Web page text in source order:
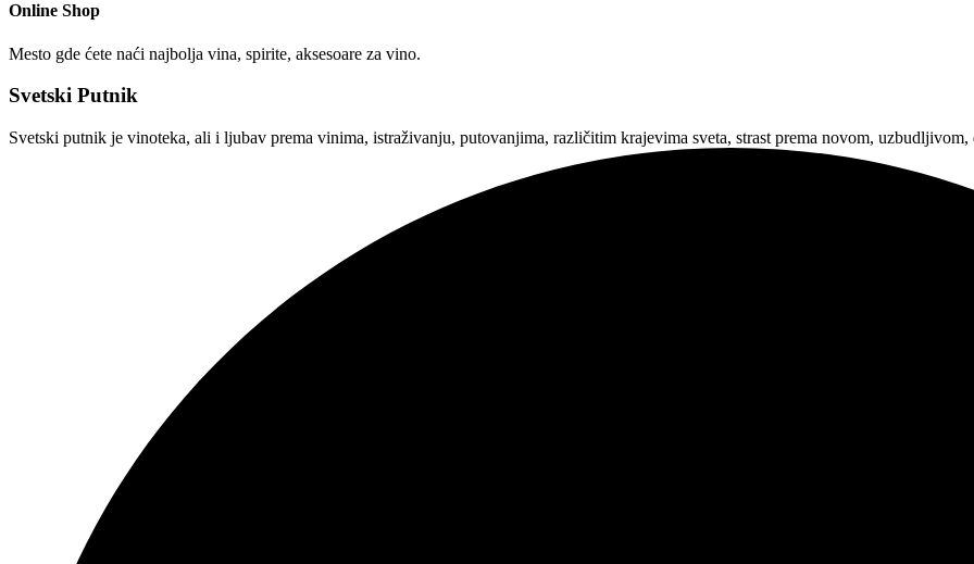
Online Shop
Mesto gde ćete naći najbolja vina, spirite, aksesoare za vino.
Svetski Putnik
Svetski putnik je vinoteka, ali i ljubav prema vinima, istraživanju, putovanjima, različitim krajevima sveta, strast prema novom, uzbudljivom,